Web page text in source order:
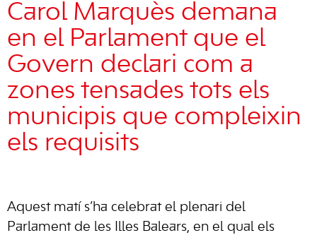
Carol Marquès demana
en el Parlament que el
Govern declari com a
zones tensades tots els
municipis que compleixin
els requisits
Aquest matí s’ha celebrat el plenari del
Parlament de les Illes Balears, en el qual els